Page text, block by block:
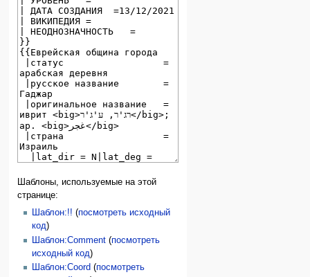
Шаблоны, используемые на этой
странице:
Шаблон:!! (посмотреть исходный
код)
Шаблон:Comment(посмотреть
исходный код)
Шаблон:Coord (посмотреть